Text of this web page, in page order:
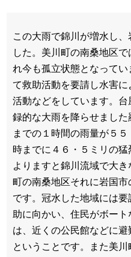
この大雨で錦川が増水し
した。美川町の南桑地区
れ今も孤立状態となって
て救助活動を要請し水害
活動などをしています。
録的な大雨を降らせまし
までの１時間の雨量が５
時までに４６・５ミリの
よりますと錦川流域で大き
町の南桑地区それに岩国
です。冠水した地域には
助に向かい、住民がボー
は、近くの公民館などに
ということです。また美